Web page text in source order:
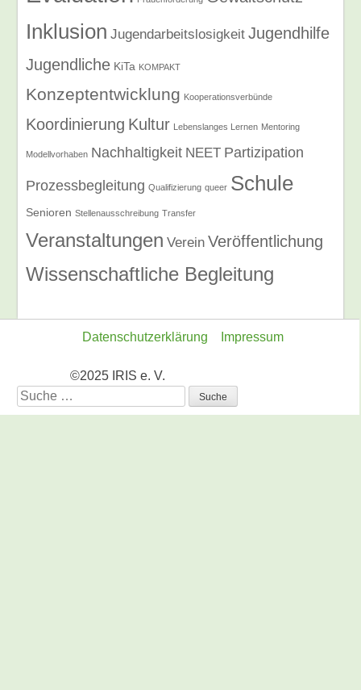
Inklusion Jugendarbeitslosigkeit Jugendhilfe
Jugendliche KiTa KOMPAKT
Konzeptentwicklung Kooperationsverbünde
Koordinierung Kultur Lebenslanges Lernen Mentoring
Modellvorhaben Nachhaltigkeit NEET Partizipation
Prozessbegleitung Qualifizierung queer Schule
Senioren Stellenausschreibung Transfer
Veranstaltungen Verein Veröffentlichung
Wissenschaftliche Begleitung
Datenschutzerklärung Impressum
©2025 IRIS e. V.
Suche
nach: